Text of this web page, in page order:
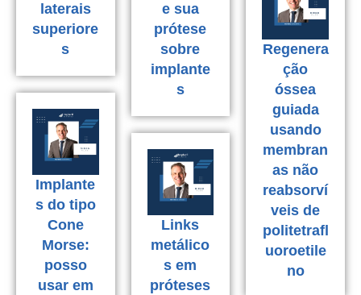
laterais
superiore
s
e sua
prótese
sobre
implante
s
Regenera
ção
óssea
guiada
usando
membran
as não
reabsorví
veis de
politetrafl
uoroetile
no
Implante
s do tipo
Cone
Morse:
posso
usar em
Links
metálico
s em
próteses